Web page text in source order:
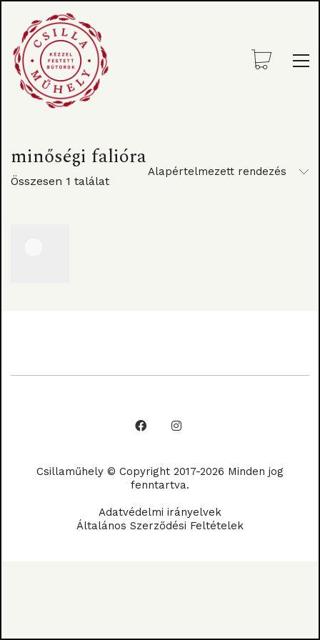
minőségi falióra
Összesen 1 találat
Alapértelmezett rendezés
Csillaműhely © Copyright 2017-2026 Minden jog
fenntartva.
Adatvédelmi irányelvek
Általános Szerződési Feltételek